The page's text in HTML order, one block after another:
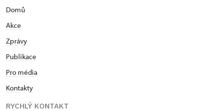
Domů
Akce
Zprávy
Publikace
Pro média
Kontakty
RYCHLÝ KONTAKT